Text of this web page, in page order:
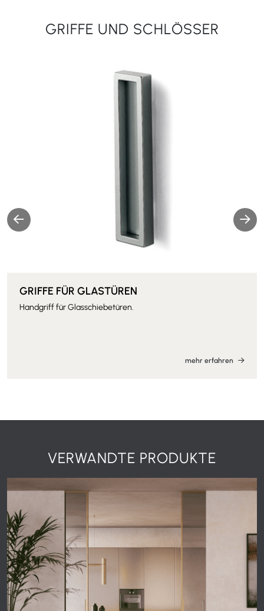
GRIFFE UND SCHLÖSSER
GRIFFE FÜR GLASTÜREN
Handgriff für Glasschiebetüren.
mehr erfahren
VERWANDTE PRODUKTE